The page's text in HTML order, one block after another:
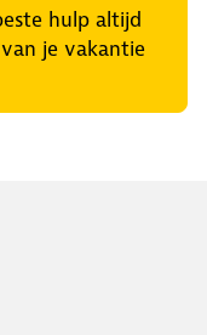
hulp altijd
je vakantie